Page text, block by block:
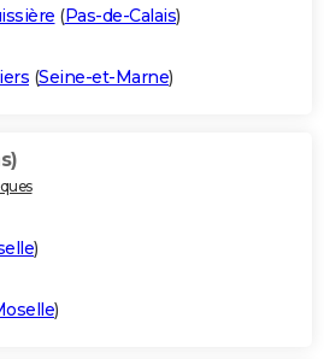
(Pas-de-Calais)
(Seine-et-Marne)
)
)